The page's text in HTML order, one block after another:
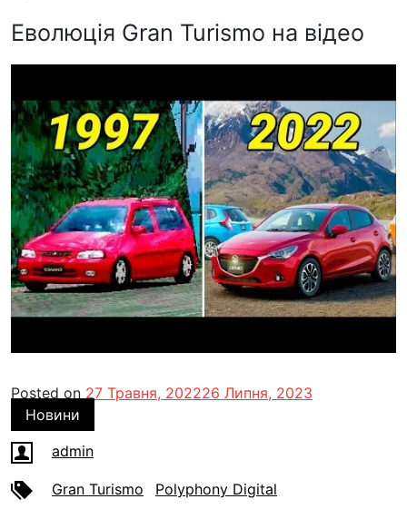
Еволюція Gran Turismo на відео
Posted on 27 Травня, 202226 Липня, 2023
Новини
admin
Gran Turismo Polyphony Digital